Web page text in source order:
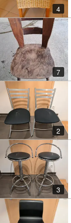
4
7
2
3